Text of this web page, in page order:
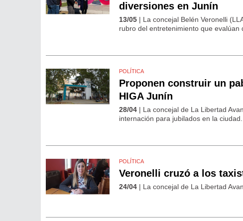
diversiones en Junín
13/05 | La concejal Belén Veronelli
rubro del entretenimiento que
POLÍTICA
Proponen construir un
HIGA Junín
28/04 | La concejal de La Libertad
internación para jubilados en la ciudad.
POLÍTICA
Veronelli cruzó a los
24/04 | La concejal de La Libertad